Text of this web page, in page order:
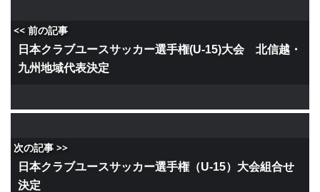
<< 前の記事
日本クラブユースサッカー選手権(U-15)大会 北信越・
九州地域代表決定
次の記事 >>
日本クラブユースサッカー選手権（U-15）大会組合せ
決定